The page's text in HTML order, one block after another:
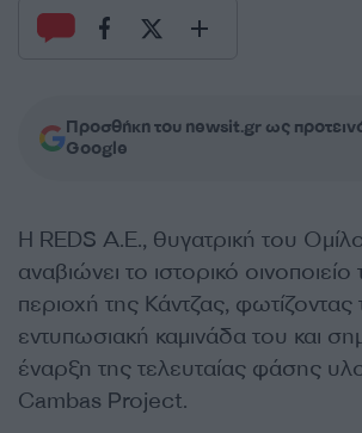
Προσθήκη του newsit.gr ως
Google
Η REDS A.E., θυγατρική του
αναβιώνει το ιστορικό
περιοχή της Κάντζας, φωτίζοντας
εντυπωσιακή καμινάδα του και
έναρξη της τελευταίας φάσης
Cambas Project.